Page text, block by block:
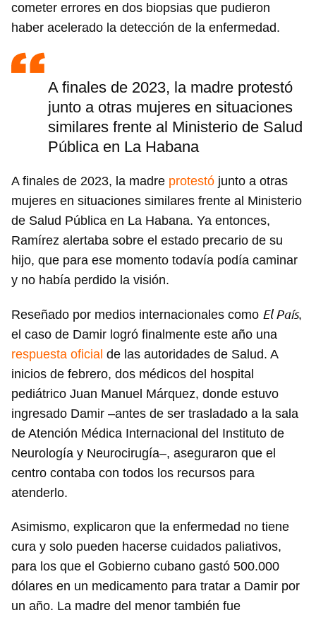
Guardar como favorito
Para poder guardar como favorito, primero has de
iniciar sesión con tu cuenta de 14ymedio.
cometer errores en dos biopsias que pudieron
haber acelerado la detección de la enfermedad.
A finales de 2023, la madre protestó
junto a otras mujeres en situaciones
similares frente al Ministerio de Salud
Pública en La Habana
A finales de 2023, la madre protestó junto a otras
mujeres en situaciones similares frente al Ministerio
de Salud Pública en La Habana. Ya entonces,
Ramírez alertaba sobre el estado precario de su
hijo, que para ese momento todavía podía caminar
y no había perdido la visión.
Reseñado por medios internacionales como El País,
el caso de Damir logró finalmente este año una
respuesta oficial de las autoridades de Salud. A
inicios de febrero, dos médicos del hospital
pediátrico Juan Manuel Márquez, donde estuvo
ingresado Damir –antes de ser trasladado a la sala
de Atención Médica Internacional del Instituto de
Neurología y Neurocirugía–, aseguraron que el
centro contaba con todos los recursos para
atenderlo.
Asimismo, explicaron que la enfermedad no tiene
cura y solo pueden hacerse cuidados paliativos,
para los que el Gobierno cubano gastó 500.000
dólares en un medicamento para tratar a Damir por
un año. La madre del menor también fue